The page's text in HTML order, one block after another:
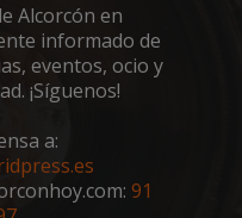
Alcorcón en
informado de
eventos, ocio y
¡Síguenos!
a:
91
Spotify Inc.